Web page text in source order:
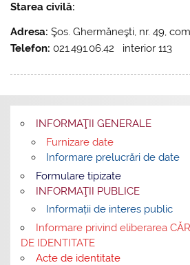
Starea civilă:
Adresa:Şos. Ghermăneşti, nr. 49,
Telefon:021.491.06.42 interior 113
INFORMAŢII GENERALE
Furnizare date
Informare prelucrări de date
Formulare tipizate
INFORMAŢII PUBLICE
Informații de interes public
Informare privind eliberarea
DE IDENTITATE
Acte de identitate